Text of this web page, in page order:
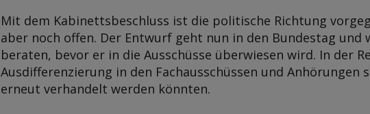
Mit dem Kabinettsbeschluss ist die politische Richtung
aber noch offen. Der Entwurf geht nun in den Bundestag
beraten, bevor er in die Ausschüsse überwiesen wird. In der
Ausdifferenzierung in den Fachausschüssen und
erneut verhandelt werden könnten.